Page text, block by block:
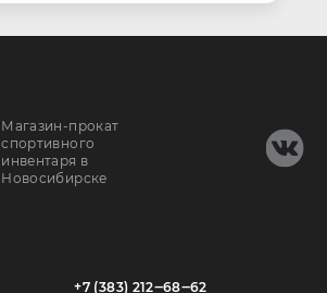
Магазин-прокат
спортивного
инвентаря в
Новосибирске
+7 (383) 212‒68‒62